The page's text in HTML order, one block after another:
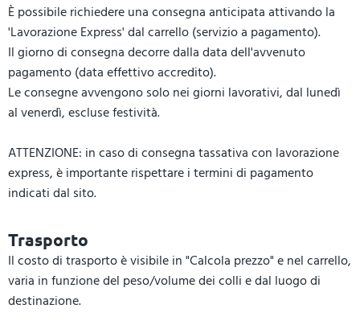
È possibile richiedere una consegna anticipata attivando la
'Lavorazione Express' dal carrello (servizio a pagamento).
Il giorno di consegna decorre dalla data dell'avvenuto
pagamento (data effettivo accredito).
Le consegne avvengono solo nei giorni lavorativi, dal lunedì
al venerdì, escluse festività.
ATTENZIONE: in caso di consegna tassativa con lavorazione
express, è importante rispettare i termini di pagamento
indicati dal sito.
Trasporto
Il costo di trasporto è visibile in "Calcola prezzo" e nel carrello,
varia in funzione del peso/volume dei colli e dal luogo di
destinazione.